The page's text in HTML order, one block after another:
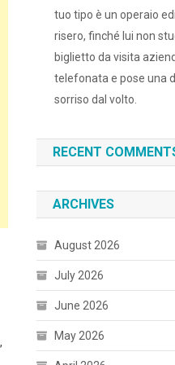
tuo tipo è un operaio
risero, finché lui non
biglietto da visita
telefonata e pose una
sorriso dal volto.
RECENT
ARCHIVES
August 2026
July 2026
June 2026
May 2026